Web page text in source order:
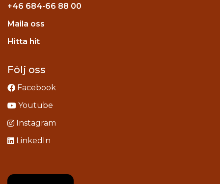
+46 684-66 88 00
Maila oss
Hitta hitstagram
Följ oss
Facebook
Youtube
Instagram
LinkedIn